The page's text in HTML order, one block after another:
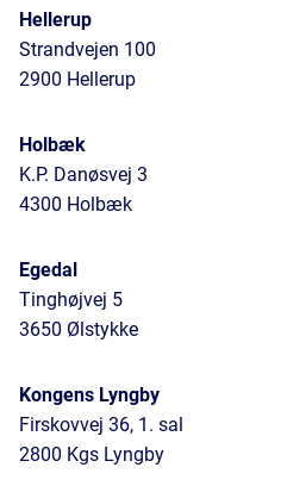
Hellerup
Strandvejen 100
2900 Hellerup
Holbæk
K.P. Danøsvej 3
4300 Holbæk
Egedal
Tinghøjvej 5
3650 Ølstykke
Kongens Lyngby
Firskovvej 36, 1. sal
2800 Kgs Lyngby